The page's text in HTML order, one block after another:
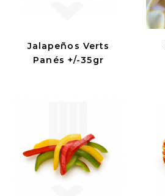
Jalapeños Verts
Panés +/-35gr